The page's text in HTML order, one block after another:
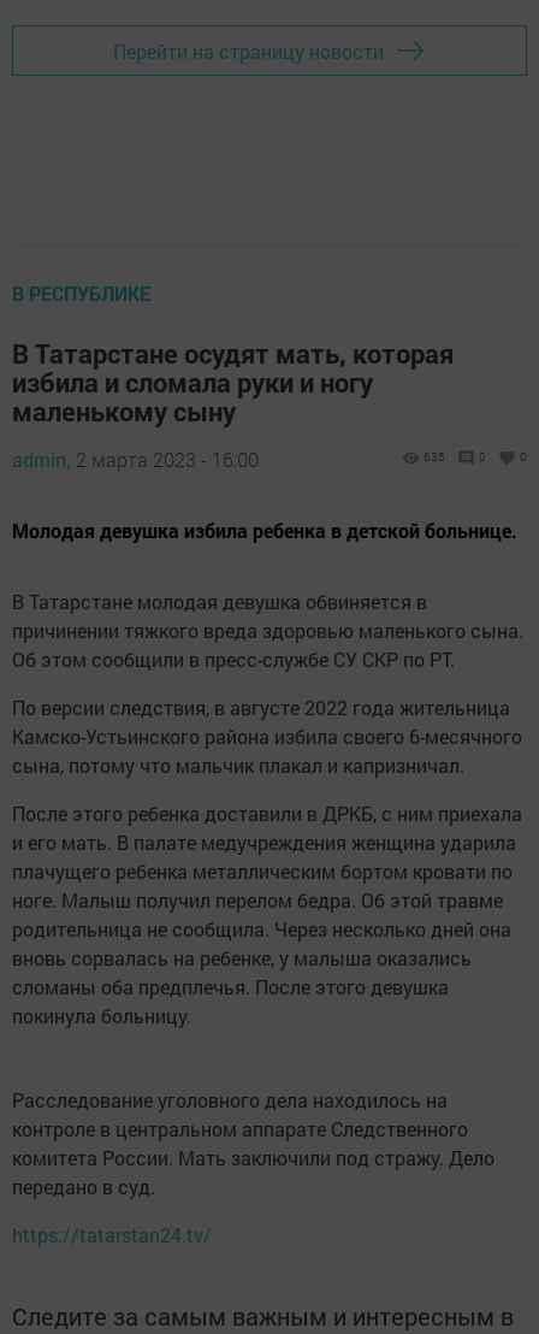
Перейти на страницу новости
В РЕСПУБЛИКЕ
В Татарстане осудят мать, которая
избила и сломала руки и ногу
маленькому сыну
admin, 2 марта 2023 - 16:00 635 0 0
Молодая девушка избила ребенка в детской больнице.
В Татарстане молодая девушка обвиняется в
причинении тяжкого вреда здоровью маленького сына.
Об этом сообщили в пресс-службе СУ СКР по РТ.
По версии следствия, в августе 2022 года жительница
Камско-Устьинского района избила своего 6-месячного
сына, потому что мальчик плакал и капризничал.
После этого ребенка доставили в ДРКБ, с ним приехала
и его мать. В палате медучреждения женщина ударила
плачущего ребенка металлическим бортом кровати по
ноге. Малыш получил перелом бедра. Об этой травме
родительница не сообщила. Через несколько дней она
вновь сорвалась на ребенке, у малыша оказались
сломаны оба предплечья. После этого девушка
покинула больницу.
Расследование уголовного дела находилось на
контроле в центральном аппарате Следственного
комитета России. Мать заключили под стражу. Дело
передано в суд.
https://tatarstan24.tv/
Следите за самым важным и интересным в